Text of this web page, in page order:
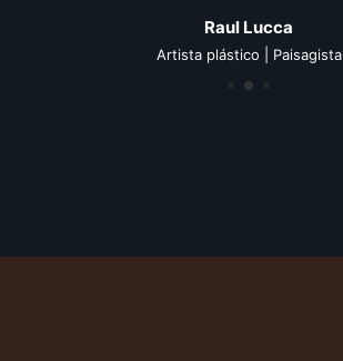
Raul Lucca
Artista plástico | Paisagista